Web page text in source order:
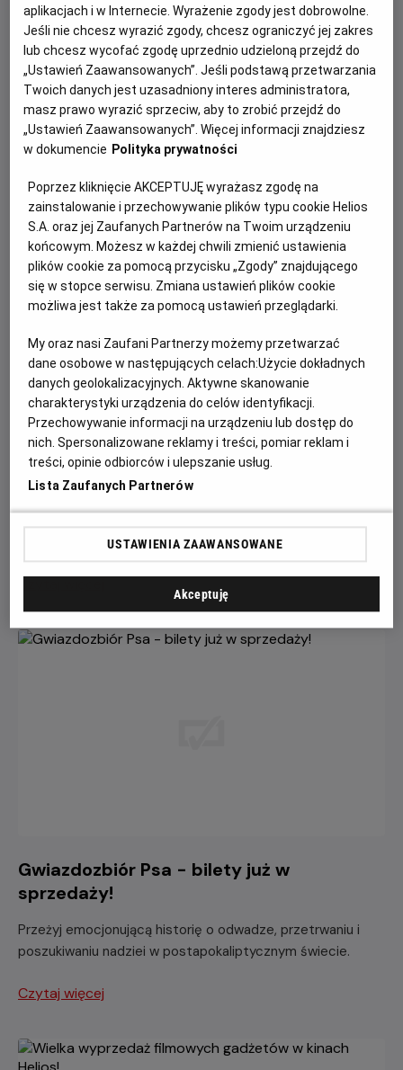
Psi Patrol i dinozaury - nie przegap!
Dołącz do dzielnych bohaterów Psiego Patrolu w ich
największej misji ratunkowej w historii.
Czytaj więcej
Każde miasto ma swojego Spider-Mana –
KONKURS!
Manem w swoim otoczeniu.
Gwiazdozbiór Psa - bilety już w
sprzedaży!
Przeżyj emocjonującą historię o odwadze, przetrwaniu i
poszukiwaniu nadziei w postapokaliptycznym świecie.
Czytaj więcej
aplikacjach i w Internecie. Wyrażenie zgody jest dobrowolne.
Jeśli nie chcesz wyrazić zgody, chcesz ograniczyć jej zakres
lub chcesz wycofać zgodę uprzednio udzieloną przejdź do
„Ustawień Zaawansowanych”. Jeśli podstawą przetwarzania
Twoich danych jest uzasadniony interes administratora,
masz prawo wyrazić sprzeciw, aby to zrobić przejdź do
„Ustawień Zaawansowanych”. Więcej informacji znajdziesz
w dokumencie Polityka prywatności
Poprzez kliknięcie AKCEPTUJĘ wyrażasz zgodę na
zainstalowanie i przechowywanie plików typu cookie Helios
S.A. oraz jej Zaufanych Partnerów na Twoim urządzeniu
końcowym. Możesz w każdej chwili zmienić ustawienia
plików cookie za pomocą przycisku „Zgody” znajdującego
się w stopce serwisu. Zmiana ustawień plików cookie
możliwa jest także za pomocą ustawień przeglądarki.
My oraz nasi Zaufani Partnerzy możemy przetwarzać
dane osobowe w następujących celach:Użycie dokładnych
danych geolokalizacyjnych. Aktywne skanowanie
charakterystyki urządzenia do celów identyfikacji.
Przechowywanie informacji na urządzeniu lub dostęp do
nich. Spersonalizowane reklamy i treści, pomiar reklam i
treści, opinie odbiorców i ulepszanie usług.
Lista Zaufanych Partnerów
USTAWIENIA ZAAWANSOWANE
Akceptuję